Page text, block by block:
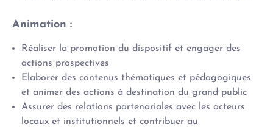
Animation :
Réaliser la promotion du dispositif et engager des
actions prospectives
Elaborer des contenus thématiques et pédagogiques
et animer des actions à destination du grand public
Assurer des relations partenariales avec les acteurs
locaux et institutionnels et contribuer au